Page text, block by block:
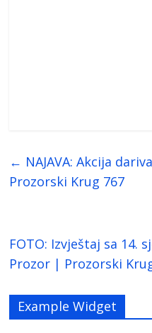
← NAJAVA: Akcija
Prozorski Krug 767
FOTO: Izvještaj sa 14.
Prozor | Prozorski
Example Widget